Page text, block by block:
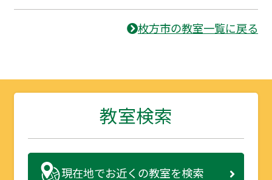
枚方市の教室一覧に戻る
教室検索
現在地でお近くの教室を検索